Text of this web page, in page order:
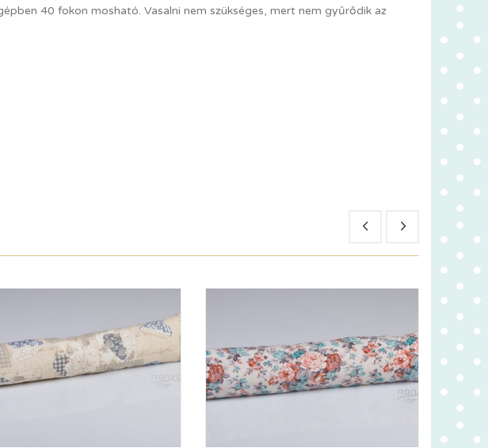
40 fokon mosható. Vasalni nem szükséges, mert nem gyűrődik az